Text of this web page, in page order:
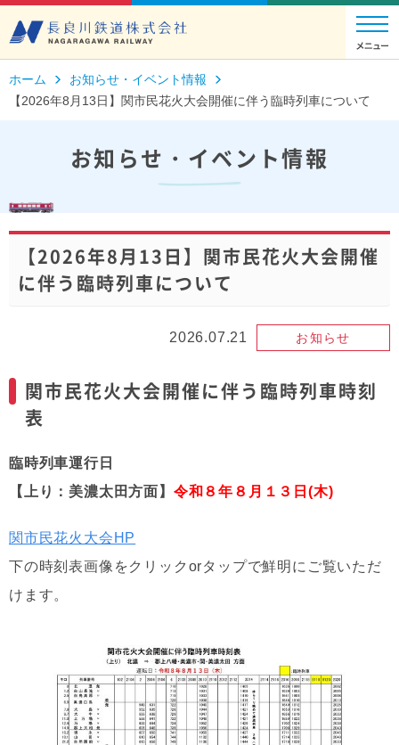
ホーム
お知らせ・イベント情報
【2026年8月13日】関市民花火大会開催に伴う臨時列車について
お知らせ・イベント情報
【2026年8月13日】関市民花火大会開催
に伴う臨時列車について
2026.07.21 お知らせ
関市民花火大会開催に伴う臨時列車時刻
表
臨時列車運行日
【上り：美濃太田方面】 令和８年８月１３日(木)
関市民花火大会HP
下の時刻表画像をクリックorタップで鮮明にご覧いただ
けます。